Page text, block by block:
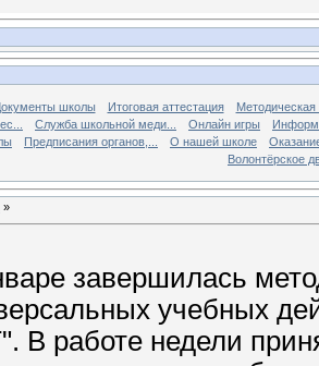
школы Итоговая аттестация
Методическая
Служба школьной меди... Онлайн игры
Предписания органов,... О нашей школе
Волонтёрское
»
завершилась
учебных
В работе недели